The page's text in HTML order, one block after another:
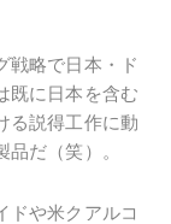
戦略で日本・ド
既に日本を含む
る説得工作に動
だ（笑）。
ドや米クアルコ